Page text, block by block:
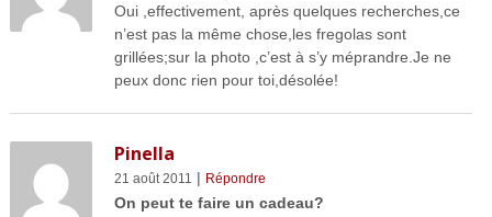
Oui ,effectivement, après quelques recherches,ce
n’est pas la même chose,les fregolas sont
grillées;sur la photo ,c’est à s’y méprandre.Je ne
peux donc rien pour toi,désolée!
Pinella
21 août 2011 | Répondre
On peut te faire un cadeau?